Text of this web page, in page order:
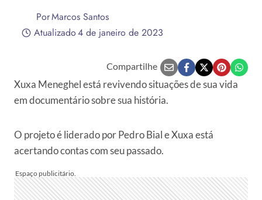
PorMarcos Santos
Atualizado4 de janeiro de 2023
Compartilhe
Xuxa Meneghel está revivendo situações de sua vida
em documentário sobre sua história.
O projeto é liderado por Pedro Bial e Xuxa está
acertando contas com seu passado.